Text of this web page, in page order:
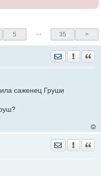
5 … 35 >
Отправить
саженец Груши
Отправить